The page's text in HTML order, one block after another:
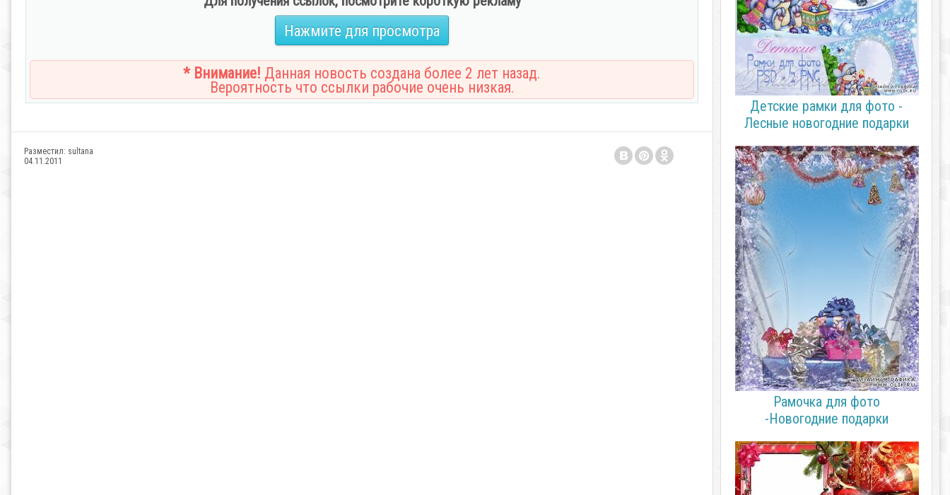
Нажмите для просмотра
* Внимание! Данная новость создана более 2 лет назад.
Вероятность что ссылки рабочие очень низкая.
Разместил: sultana
04.11.2011
Детские рамки для фото -
Лесные новогодние подарки
Рамочка для фото
-Новогодние подарки